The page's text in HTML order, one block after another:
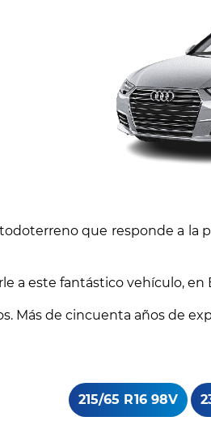
que responde a la
a este fantástico vehículo,
Más de cincuenta años de
215/65 R16 98V